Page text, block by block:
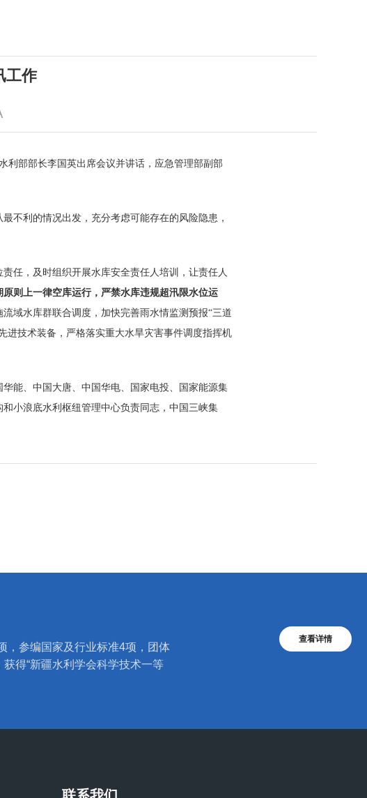
工作
利部部长李国英出席会议并讲话，应急管理部副部
不利的情况出发，充分考虑可能存在的风险隐患，
任，及时组织开展水库安全责任人培训，让责任人
则上一律空库运行，严禁水库违规超汛限水位运
域水库群联合调度，加快完善雨水情监测预报“三道
进技术装备，严格落实重大水旱灾害事件调度指挥机
能、中国大唐、中国华电、国家电投、国家能源集
小浪底水利枢纽管理中心负责同志，中国三峡集
，参编国家及行业标准4项，团体
得“新疆水利学会科学技术一等
查看详情